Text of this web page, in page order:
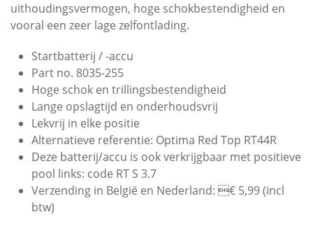
uithoudingsvermogen, hoge schokbestendigheid en
vooral een zeer lage zelfontlading.
Startbatterij / -accu
Part no. 8035-255
Hoge schok en trillingsbestendigheid
Lange opslagtijd en onderhoudsvrij
Lekvrij in elke positie
Alternatieve referentie: Optima Red Top RT44R
Deze batterij/accu is ook verkrijgbaar met positieve
pool links: code RT S 3.7
Verzending in België en Nederland: € 5,99 (incl
btw)